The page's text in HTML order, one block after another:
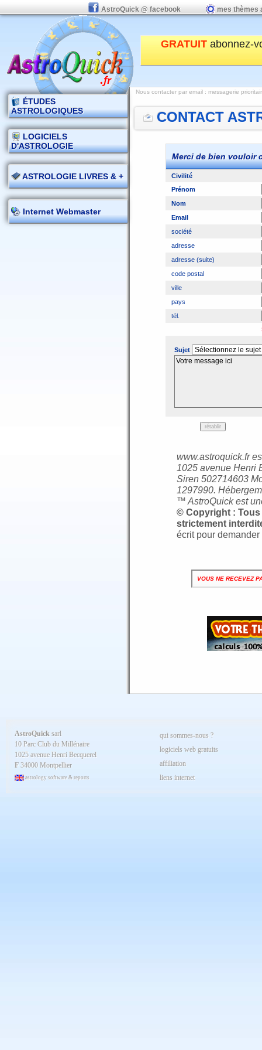
AstroQuick @ facebook mes thèmes
GRATUITabonnez-
ÉTUDES
ASTROLOGIQUES
LOGICIELS
D'ASTROLOGIE
ASTROLOGIE LIVRES & +
Internet Webmaster
Nous contacter par email : messagerie
CONTACT
Merci de bien vouloir
Civilité
Prénom
Nom
Email
société
adresse
adresse (suite)
code postal
ville
pays
tél.
Sujet
www.astroquick.fr
1025 avenue Henri
Siren 502714603
1297990.
™ AstroQuick est
© Copyright :
strictement
écrit pour
VOUS NE RECEVEZ
AstroQuick sarl
10 Parc Club du Millénaire
1025 avenue Henri Becquerel
F 34000 Montpellier
astrology software & reports
qui sommes-nous ?
logiciels web gratuits
affiliation
liens internet